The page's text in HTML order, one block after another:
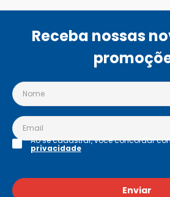
Receba nossas
Enviar
Ao se cadastrar, você concordar
privacidade